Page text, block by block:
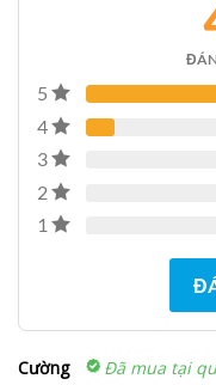
5
4
3
2
1
Cường
Đã mua tại